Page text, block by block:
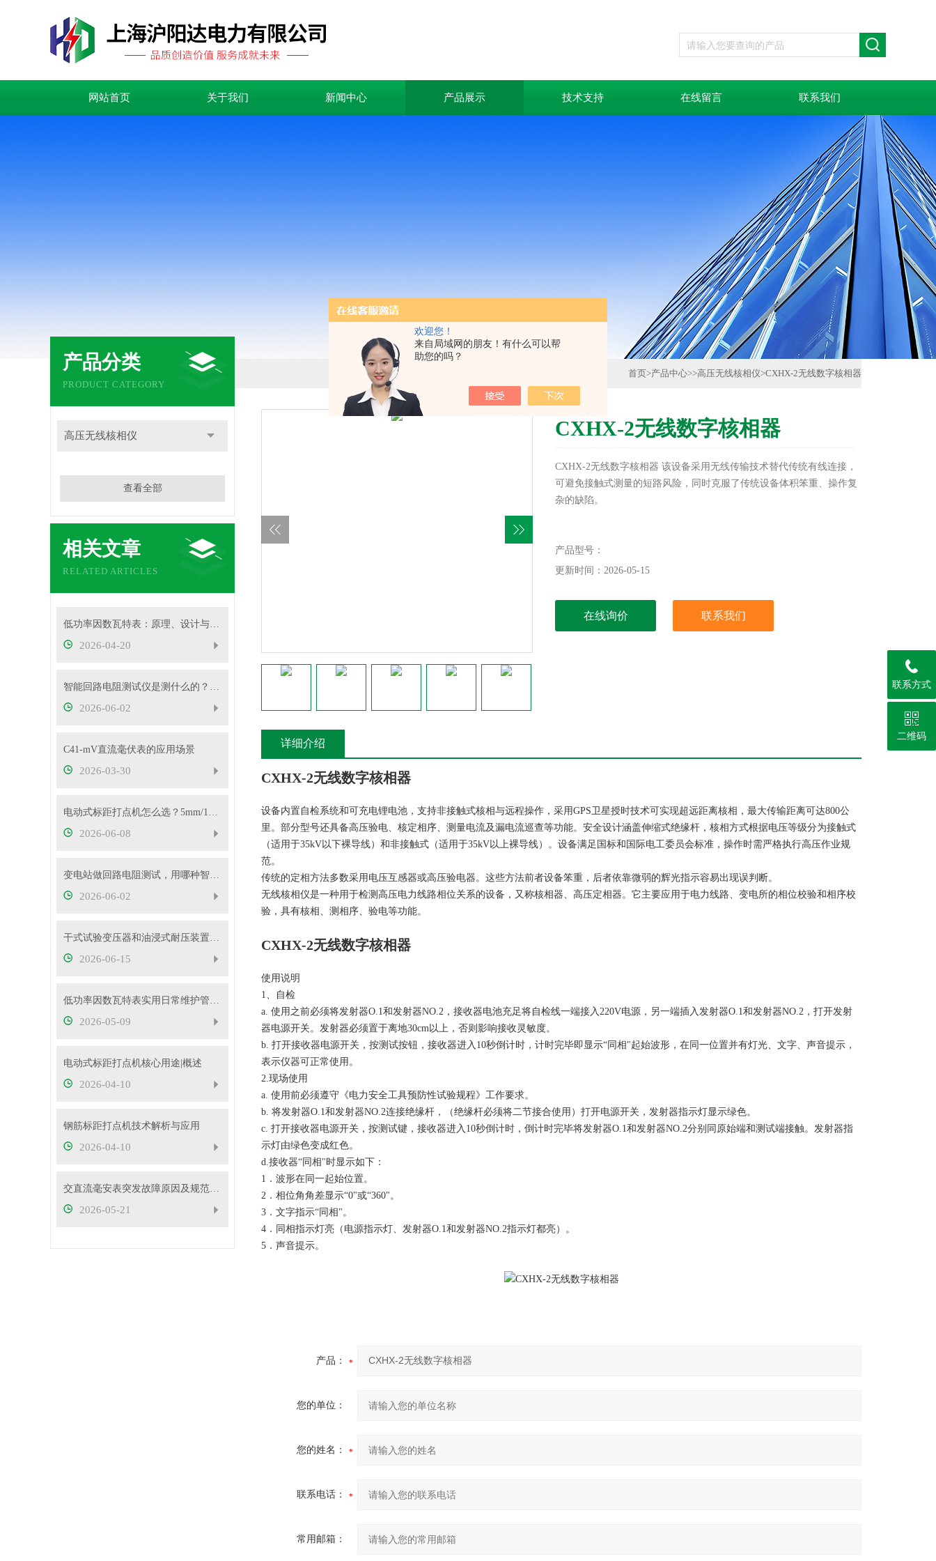
欢迎您！
来自局域网的朋友！有什么可以帮
助您的吗？
网站首页 关于我们 新闻中心 产品展示 技术支持 在线留言 联系我们
产品分类
PRODUCT CATEGORY
高压无线核相仪
查看全部
相关文章
RELATED ARTICLES
低功率因数瓦特表：原理、设计与应用
2026-04-20
智能回路电阻测试仪是测什么的？主要用途有哪些？
2026-06-02
C41-mV直流毫伏表的应用场景
2026-03-30
电动式标距打点机怎么选？5mm/10mm 标距怎么挑？
2026-06-08
变电站做回路电阻测试，用哪种智能测试仪更靠谱？
2026-06-02
干式试验变压器和油浸式耐压装置有什么区别？
2026-06-15
低功率因数瓦特表实用日常维护管控措施
2026-05-09
电动式标距打点机核心用途|概述
2026-04-10
钢筋标距打点机技术解析与应用
2026-04-10
交直流毫安表突发故障原因及规范处理流程
2026-05-21
首页>产品中心>>高压无线核相仪>CXHX-2无线数字核相器
CXHX-2无线数字核相器
CXHX-2无线数字核相器 该设备采用无线传输技术替代传统有线连接，
可避免接触式测量的短路风险，同时克服了传统设备体积笨重、操作复
杂的缺陷。
产品型号：
更新时间：2026-05-15
在线询价 联系我们
详细介绍
CXHX-2无线数字核相器
设备内置自检系统和可充电锂电池，支持非接触式核相与远程操作，采用GPS卫星授时技术可实现超远距离核相，最大传输距离可达800公
里。部分型号还具备高压验电、核定相序、测量电流及漏电流巡查等功能。安全设计涵盖伸缩式绝缘杆，核相方式根据电压等级分为接触式
（适用于35kV以下裸导线）和非接触式（适用于35kV以上裸导线）。设备满足国标和国际电工委员会标准，操作时需严格执行高压作业规
范。
传统的定相方法多数采用电压互感器或高压验电器。这些方法前者设备笨重，后者依靠微弱的辉光指示容易出现误判断。
无线核相仪是一种用于检测高压电力线路相位关系的设备，又称核相器、高压定相器。它主要应用于电力线路、变电所的相位校验和相序校
验，具有核相、测相序、验电等功能。
CXHX-2无线数字核相器
使用说明
1、自检
a. 使用之前必须将发射器O.1和发射器NO.2，接收器电池充足将自检线一端接入220V电源，另一端插入发射器O.1和发射器NO.2，打开发射
器电源开关。发射器必须置于离地30cm以上，否则影响接收灵敏度。
b. 打开接收器电源开关，按测试按钮，接收器进入10秒倒计时，计时完毕即显示“同相"起始波形，在同一位置并有灯光、文字、声音提示，
表示仪器可正常使用。
2.现场使用
a. 使用前必须遵守《电力安全工具预防性试验规程》工作要求。
b. 将发射器O.1和发射器NO.2连接绝缘杆，（绝缘杆必须将二节接合使用）打开电源开关，发射器指示灯显示绿色。
c. 打开接收器电源开关，按测试键，接收器进入10秒倒计时，倒计时完毕将发射器O.1和发射器NO.2分别同原始端和测试端接触。发射器指
示灯由绿色变成红色。
d.接收器“同相"时显示如下：
1．波形在同一起始位置。
2．相位角角差显示“0"或“360"。
3．文字指示“同相"。
4．同相指示灯亮（电源指示灯、发射器O.1和发射器NO.2指示灯都亮）。
5．声音提示。
产品：
您的单位：
您的姓名：
联系电话：
常用邮箱：
联系方式
二维码